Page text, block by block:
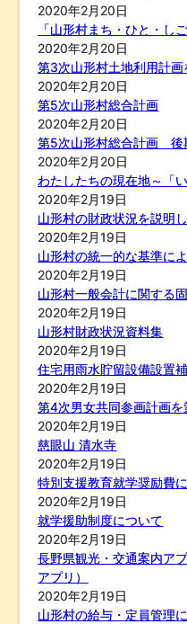
2020年2月20日
「山形村まち・ひと・し
2020年2月20日
第3次山形村土地利用計画
2020年2月20日
第5次山形村総合計画
2020年2月20日
第5次山形村総合計画 後
2020年2月20日
わたしたちの現在地～「
2020年2月19日
山形村の財政状況を説明
2020年2月19日
山形村の統一的な基準に
2020年2月19日
山形村一般会計に関する
2020年2月19日
山形村財政状況資料集
2020年2月19日
住宅用雨水貯留設備設置
2020年2月19日
第4次男女共同参画計画を
2020年2月19日
慈眼山 清水寺
2020年2月19日
特別支援教育就学奨励費
2020年2月19日
就学援助制度について
2020年2月19日
長野県観光・交通案内ア
アプリ）
2020年2月19日
山形村の給与・定員管理